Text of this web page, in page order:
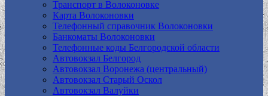
Транспорт в Волоконовке
Карта Волоконовки
Телефонный справочник Волоконовки
Банкоматы Волоконовки
Телефонные коды Белгородской области
Автовокзал Белгород
Автовокзал Воронежа (центральный)
Автовокзал Старый Оскол
Автовокзал Валуйки